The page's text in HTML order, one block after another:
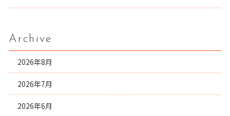
Archive
2026年8月
2026年7月
2026年6月